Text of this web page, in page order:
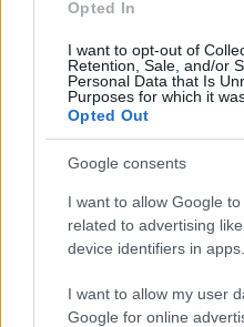
Opted In
I want to opt-out of
Retention, Sale, and/or
Personal Data that Is
Purposes for which it
Opted Out
Google consents
I want to allow Google
related to advertising
device identifiers in apps.
I want to allow my user
Google for online
LER MAIS
Submersível